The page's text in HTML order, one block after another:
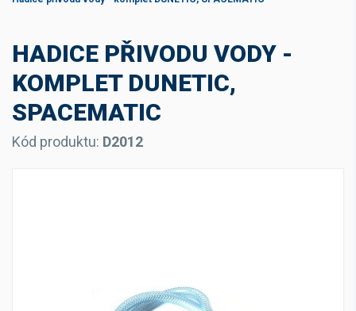
HADICE PŘIVODU VODY -
KOMPLET DUNETIC,
SPACEMATIC
Kód produktu: D2012